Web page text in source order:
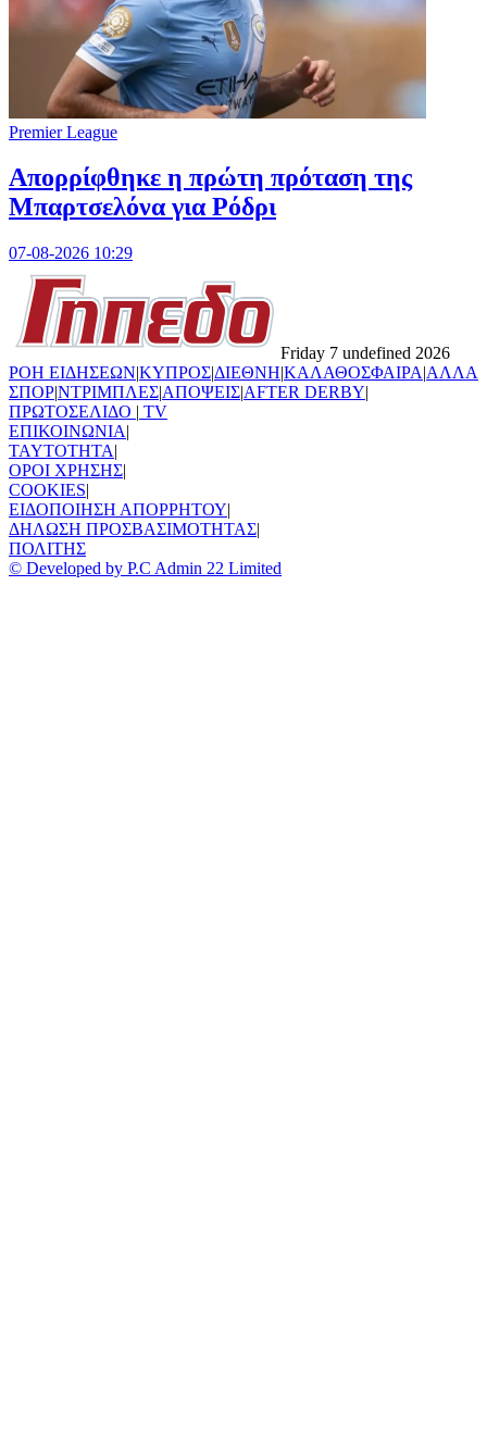
Premier League
Απορρίφθηκε η πρώτη πρόταση της
Μπαρτσελόνα για Ρόδρι
07-08-2026 10:29
Friday 7 undefined 2026
ΡΟΗ ΕΙΔΗΣΕΩΝ|ΚΥΠΡΟΣ|ΔΙΕΘΝΗ|ΚΑΛΑΘΟΣΦΑΙΡΑ|ΑΛΛΑ
ΣΠΟΡ|ΝΤΡΙΜΠΛΕΣ|ΑΠΟΨΕΙΣ|AFTER DERBY|
ΠΡΩΤΟΣΕΛΙΔΟ | TV
ΕΠΙΚΟΙΝΩΝΙΑ|
TAYTOTHTA|
ΟΡΟΙ ΧΡΗΣΗΣ|
COOKIES|
ΕΙΔΟΠΟΙΗΣΗ ΑΠΟΡΡΗΤΟΥ|
ΔΗΛΩΣΗ ΠΡΟΣΒΑΣΙΜΟΤΗΤΑΣ|
ΠΟΛΙΤΗΣ
© Developed by P.C Admin 22 Limited